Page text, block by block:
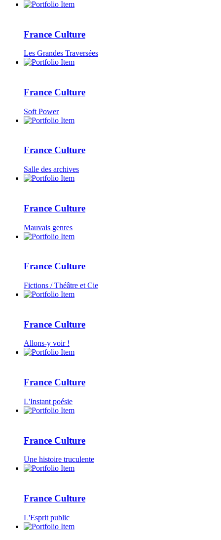
France Culture
Les Grandes Traversées
France Culture
Soft Power
France Culture
Salle des archives
France Culture
Mauvais genres
France Culture
Fictions / Théâtre et Cie
France Culture
Allons-y voir !
France Culture
L'Instant poésie
France Culture
Une histoire truculente
France Culture
L'Esprit public